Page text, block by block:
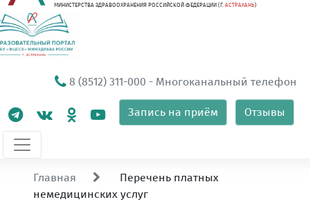
МИНИСТЕРСТВА ЗДРАВООХРАНЕНИЯ РОССИЙСКОЙ ФЕДЕРАЦИИ (Г. АСТРАХАНЬ)
8 (8512) 311-000 - Многоканальный телефон
Запись на приём Отзывы
Главная
Перечень платных
немедицинских услуг